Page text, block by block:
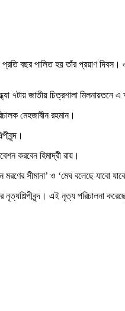
বছর পালিত হয় তাঁর প্রয়াণ
জাতীয় চিত্রশালা মিলনায়তনে এ
মেহজাবীন রহমান।
করবেন হিমাদ্রী রায়।
সীমানা’ ও ‘মেঘ বলেছে যাবো
এই নৃত্য পরিচালনা